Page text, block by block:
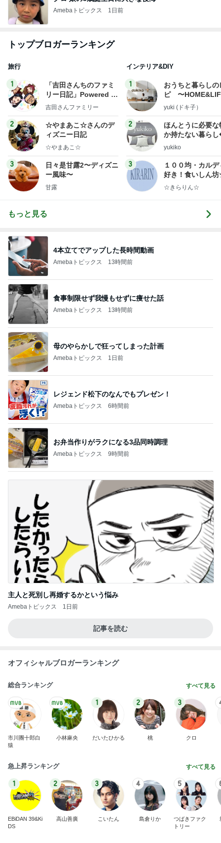
Amebaトピックス 1日前
トップブロガーランキング
旅行
1
「吉田さんちのファミ
リー日記」Powered b
y Ameba 吉田さんファ
ログ
吉田さんファミリー
2
☆やまあこ☆さんのデ
ィズニー日記
☆やまあこ☆
3
日々是甘露2〜ディズニ
ー風味〜
甘露
インテリア&DIY
1
おうちと暮らしの
ピ 〜
yuki (ドキ子）
2
ほんとうに必要な
か持たない暮ら
ep Life Simple◆
yukiko
3
１００均・カルデ
好き！食いしん
らりん☆のブログ
☆きらりん☆
もっと見る
4本立てでアップした長時間動画
Amebaトピックス 13時間前
食事制限せず我慢もせずに痩せた話
Amebaトピックス 13時間前
母のやらかしで狂ってしまった計画
Amebaトピックス 1日前
レジェンド松下のなんでもプレゼン！
Amebaトピックス 6時間前
お弁当作りがラクになる3品同時調理
Amebaトピックス 9時間前
主人と死別し再婚するかという悩み
Amebaトピックス 1日前
記事を読む
オフィシャルブロガーランキング
総合ランキング すべて見る
市川團十郎白
猿
小林麻央
1
だいたひかる
2
桃
3
クロ
急上昇ランキング すべて見る
1
EBiDAN 39&Ki
DS
2
高山善廣
3
こいたん
4
島倉りか
5
つばきファク
トリー